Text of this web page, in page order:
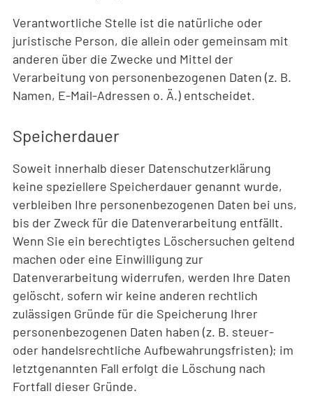
Verantwortliche Stelle ist die natürliche oder
juristische Person, die allein oder gemeinsam mit
anderen über die Zwecke und Mittel der
Verarbeitung von personenbezogenen Daten (z. B.
Namen, E-Mail-Adressen o. Ä.) entscheidet.
Speicherdauer
Soweit innerhalb dieser Datenschutzerklärung
keine speziellere Speicherdauer genannt wurde,
verbleiben Ihre personenbezogenen Daten bei uns,
bis der Zweck für die Datenverarbeitung entfällt.
Wenn Sie ein berechtigtes Löschersuchen geltend
machen oder eine Einwilligung zur
Datenverarbeitung widerrufen, werden Ihre Daten
gelöscht, sofern wir keine anderen rechtlich
zulässigen Gründe für die Speicherung Ihrer
personenbezogenen Daten haben (z. B. steuer-
oder handelsrechtliche Aufbewahrungsfristen); im
letztgenannten Fall erfolgt die Löschung nach
Fortfall dieser Gründe.